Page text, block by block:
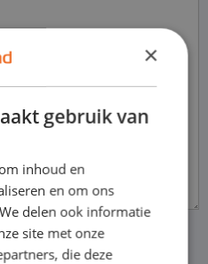
×
gebruik van
inhoud en
en om ons
delen ook informatie
site met onze
die deze